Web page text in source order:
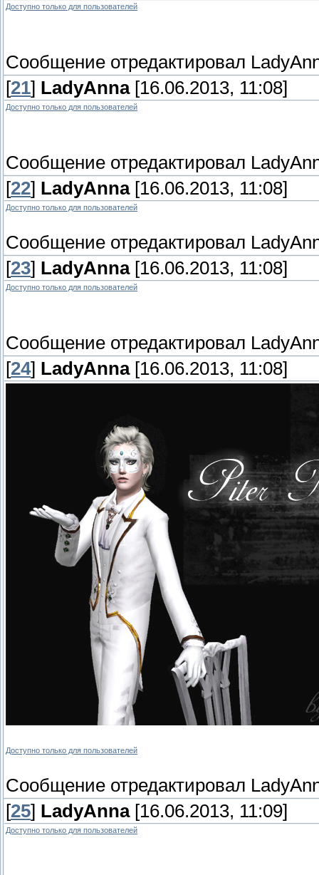
Доступно только для пользователей
Сообщение отредактировал
[21] LadyAnna[16.06.2013, 11:08]
Доступно только для пользователей
Сообщение отредактировал
[22] LadyAnna[16.06.2013, 11:08]
Доступно только для пользователей
Сообщение отредактировал
[23] LadyAnna[16.06.2013, 11:08]
Доступно только для пользователей
Сообщение отредактировал
[24] LadyAnna[16.06.2013, 11:08]
Доступно только для пользователей
Сообщение отредактировал
[25] LadyAnna[16.06.2013, 11:09]
Доступно только для пользователей